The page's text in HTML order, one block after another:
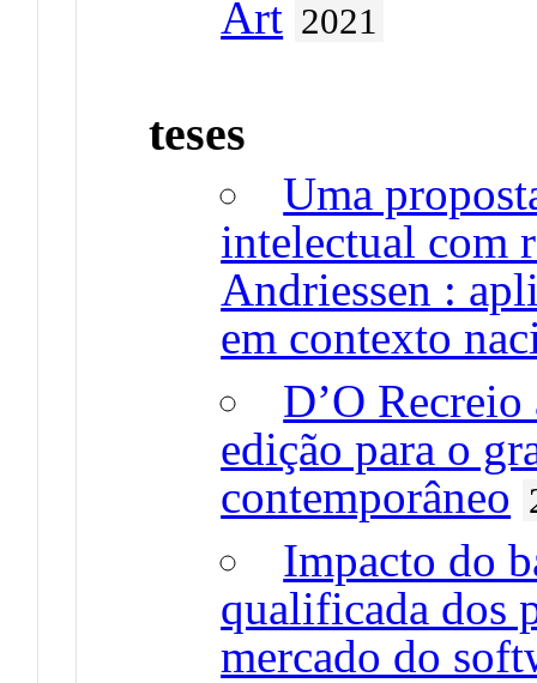
Art 2021
teses
Uma
intelectual com
Andriessen :
em contexto
D’O
edição para o
contemporâneo
Impacto do
qualificada dos
mercado do